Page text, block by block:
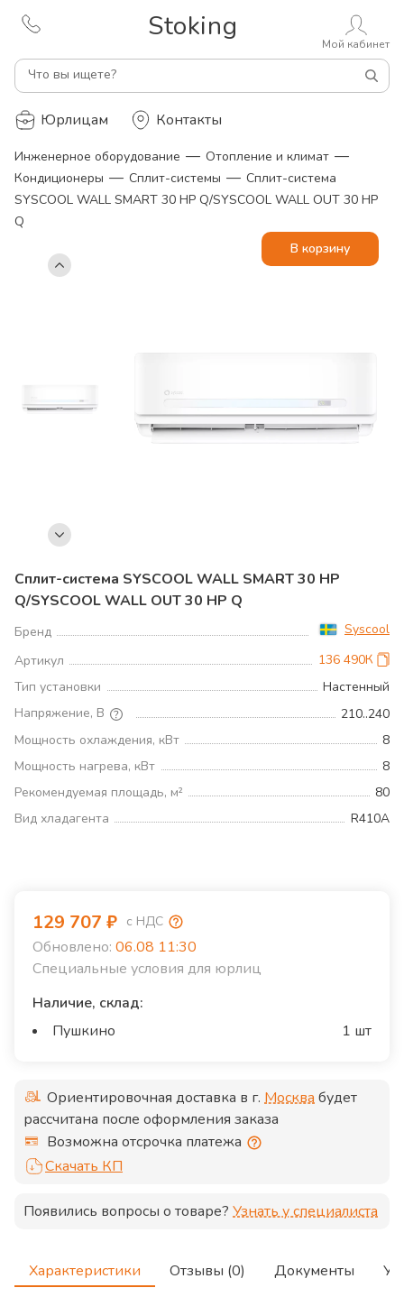
Stoking
Что вы ищете?
Мой кабинет
Юрлицам Контакты
Инженерное оборудование — Отопление и климат —
Кондиционеры — Сплит-системы — Сплит-система
SYSCOOL WALL SMART 30 HP Q/SYSCOOL WALL OUT 30 HP
Q
Сплит-система SYSCOOL WALL SMART 30 HP
Q/SYSCOOL WALL OUT 30 HP Q
Бренд
Syscool
Артикул
136 490К
Тип установки
Настенный
Напряжение, В
210..240
Мощность охлаждения, кВт
8
Мощность нагрева, кВт
8
Рекомендуемая площадь, м²
80
Вид хладагента
R410A
129 707 ₽ с НДС
Обновлено: 06.08 11:30
Специальные условия для юрлиц
Наличие, склад:
Пушкино
1 шт
В корзину
Ориентировочная доставка в г. Москвабудет
рассчитана после оформления заказа
Возможна отсрочка платежа
Скачать КП
Появились вопросы о товаре? Узнать у специалиста
Характеристики Отзывы (0) Документы